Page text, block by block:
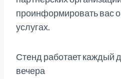
проинформировать вас
услугах.
Стенд работает каждый
вечера